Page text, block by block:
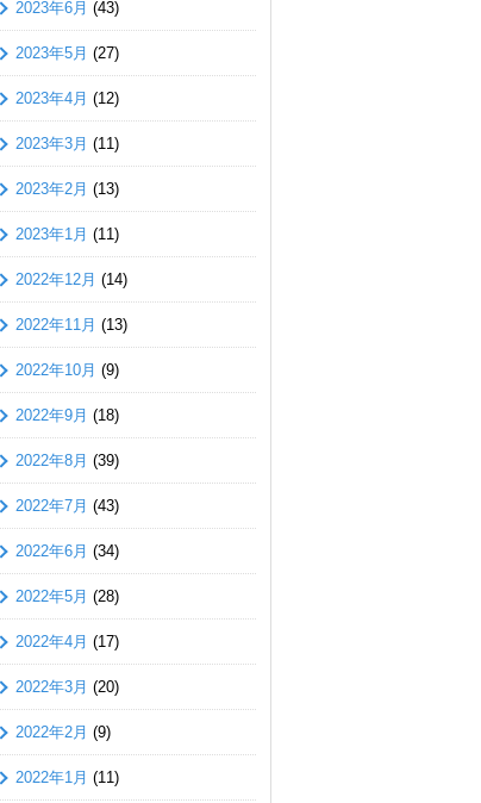
2023年6月 (43)
2023年5月 (27)
2023年4月 (12)
2023年3月 (11)
2023年2月 (13)
2023年1月 (11)
2022年12月 (14)
2022年11月 (13)
2022年10月 (9)
2022年9月 (18)
2022年8月 (39)
2022年7月 (43)
2022年6月 (34)
2022年5月 (28)
2022年4月 (17)
2022年3月 (20)
2022年2月 (9)
2022年1月 (11)